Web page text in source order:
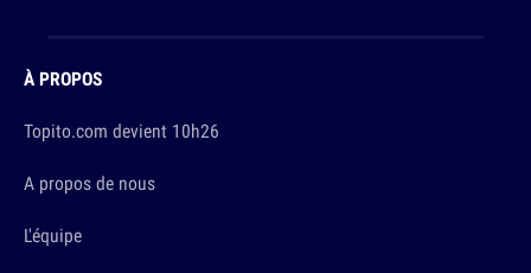
À PROPOS
Topito.com devient 10h26
A propos de nous
L'équipe